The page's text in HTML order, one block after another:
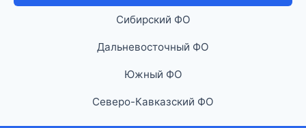
Сибирский ФО
Дальневосточный ФО
Южный ФО
Северо-Кавказский ФО